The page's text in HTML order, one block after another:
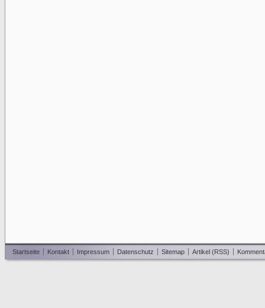
Startseite Kontakt Impressum Datenschutz Sitemap Artikel (RSS)